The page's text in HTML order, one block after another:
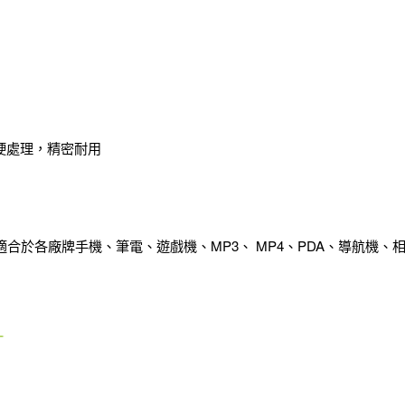
處理，精密耐用
於各廠牌手機、筆電、遊戲機、MP3、 MP4、PDA、導航機、